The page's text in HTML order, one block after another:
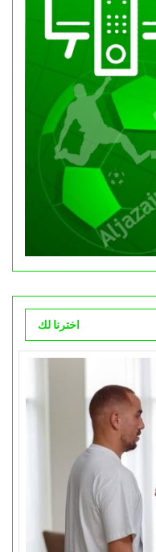
اخترنا لك